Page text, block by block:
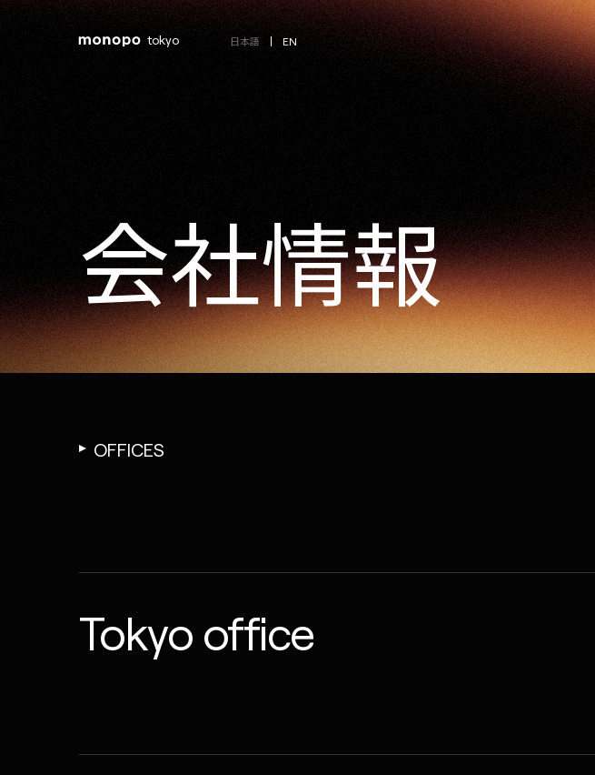
tokyo 日本語 EN
会社情報
OFFICES
Tokyo office